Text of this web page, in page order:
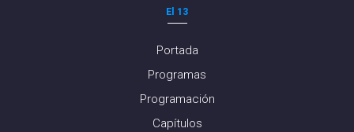
El 13
Portada
Programas
Programación
Capítulos